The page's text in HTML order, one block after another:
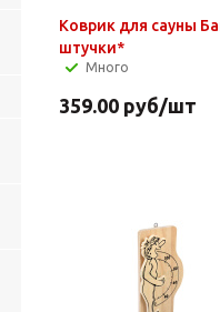
Коврик для сауны
штучки*
Много
359.00 руб/шт